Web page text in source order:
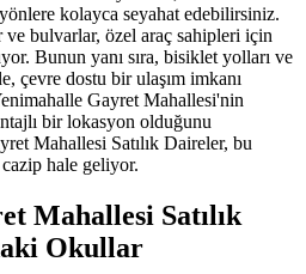
kolayca seyahat edebilirsiniz.
ve bulvarlar, özel araç sahipleri için
Bunun yanı sıra, bisiklet yolları ve
çevre dostu bir ulaşım imkanı
Gayret Mahallesi'nin
bir lokasyon olduğunu
Mahallesi Satılık Daireler, bu
cazip hale geliyor.
Mahallesi Satılık
Okullar